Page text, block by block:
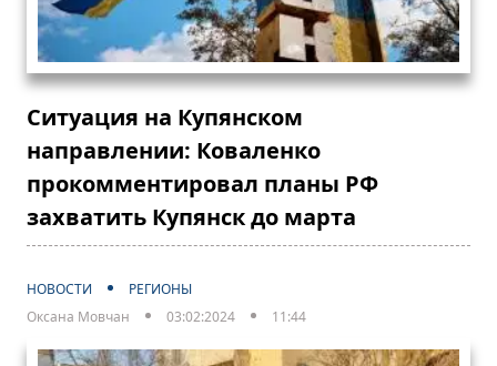
Ситуация на Купянском
направлении: Коваленко
прокомментировал планы РФ
захватить Купянск до марта
НОВОСТИ
РЕГИОНЫ
Оксана Мовчан
03:02:2024 11:44